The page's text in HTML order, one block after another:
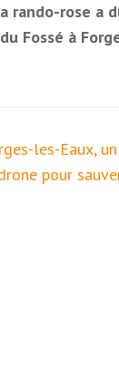
rando-rose a
Fossé à
les-Eaux, un
pour